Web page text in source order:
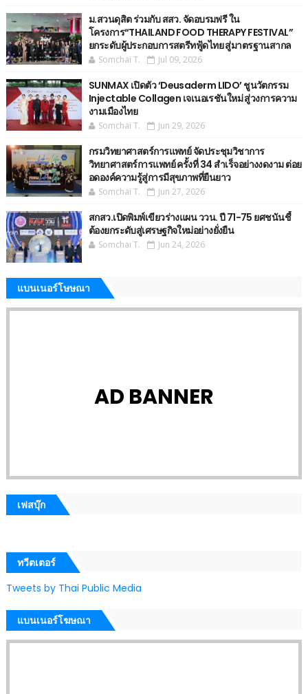
ม.สวนดุสิต ร่วมกับ สสว. จัดอบรมฟรี ใน
โครงการ“THAILAND FOOD THERAPY FESTIVAL”
ยกระดับผู้ประกอบการสตรีทฟู้ดไทย สู่มาตรฐานสากล
Somchai T. Jul 09, 2026
SUNMAX เปิดตัว ‘Deusaderm LIDO’ ชูนวัตกรรม
Injectable Collagen เจเนอเรชันใหม่ สู่วงการความ
งามเมืองไทย
Somchai T. Jun 29, 2026
กรมวิทยาศาสตร์การแพทย์ จัดประชุมวิชาการ
วิทยาศาสตร์การแพทย์ ครั้งที่ 34 สำเร็จอย่างงดงาม ต่อย
อดองค์ความรู้สู่การมีสุขภาพที่ยืนยาว
Somchai T. Jun 27, 2026
สกสว.เปิดพิมพ์เขียวร่างแผน ววน. ปี 71-75 ยศชนันชี้
ต้องยกระดับสู่เศรษฐกิจใหม่อย่างยั่งยืน
Somchai T. Jun 24, 2026
แบนเนอร์โษษณา
AD BANNER
เฟสบุ๊ก
ทวีตเตอร์
Tweets by Thai Public Media
แบนเนอร์โฆษณา